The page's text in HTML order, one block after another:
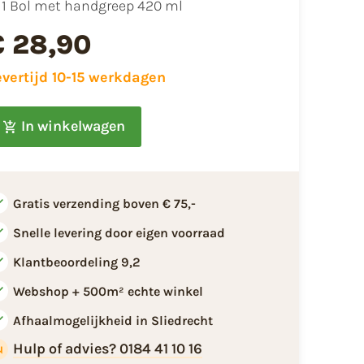
1 Bol met handgreep 420 ml
28,90
10-15 werkdagen
In winkelwagen
Gratis verzending boven € 75,-
Snelle levering door eigen voorraad
Klantbeoordeling 9,2
Webshop + 500m² echte winkel
Afhaalmogelijkheid in Sliedrecht
Hulp of advies? 0184 41 10 16